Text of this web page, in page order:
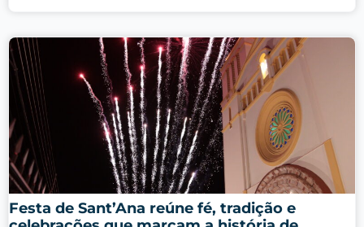
Festa de Sant’Ana reúne fé, tradição e